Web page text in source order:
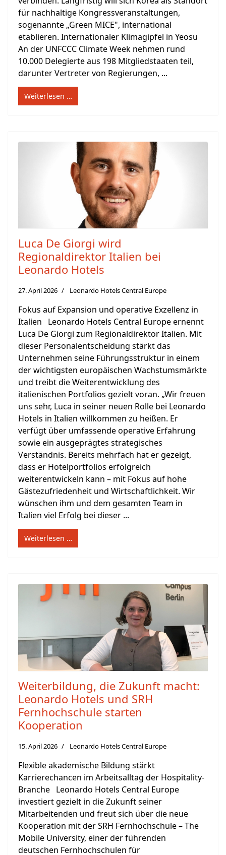
für nachhaltige Kongressveranstaltungen,
sogenannte „Green MICE", international
etablieren. Internationaler Klimagipfel in Yeosu
An der UNFCCC Climate Week nehmen rund
10.000 Delegierte aus 198 Mitgliedstaaten teil,
darunter Vertreter von Regierungen, ...
Weiterlesen …
Luca De Giorgi wird
Regionaldirektor Italien bei
Leonardo Hotels
27. April 2026 Leonardo Hotels Central Europe
Fokus auf Expansion und operative Exzellenz in
Italien Leonardo Hotels Central Europe ernennt
Luca De Giorgi zum Regionaldirektor Italien. Mit
dieser Personalentscheidung stärkt das
Unternehmen seine Führungsstruktur in einem
der wichtigsten europäischen Wachstumsmärkte
und treibt die Weiterentwicklung des
italienischen Portfolios gezielt voran. „Wir freuen
uns sehr, Luca in seiner neuen Rolle bei Leonardo
Hotels in Italien willkommen zu heißen. Er
verfügt über umfassende operative Erfahrung
sowie ein ausgeprägtes strategisches
Verständnis. Bereits mehrfach hat er gezeigt,
dass er Hotelportfolios erfolgreich
weiterentwickeln kann – mit Fokus auf hohe
Gästezufriedenheit und Wirtschaftlichkeit. Wir
wünschen ihm und dem gesamten Team in
Italien viel Erfolg bei dieser ...
Weiterlesen …
Weiterbildung, die Zukunft macht:
Leonardo Hotels und SRH
Fernhochschule starten
Kooperation
15. April 2026 Leonardo Hotels Central Europe
Flexible akademische Bildung stärkt
Karrierechancen im Arbeitsalltag der Hospitality-
Branche Leonardo Hotels Central Europe
investiert gezielt in die Zukunft seiner
Mitarbeitenden und freut sich über die neue
Kooperation mit der SRH Fernhochschule – The
Mobile University, einer der führenden
deutschen Fernhochschulen für